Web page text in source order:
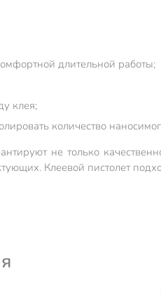
длительной работы;
клея;
количество
не только
Клеевой пистолет